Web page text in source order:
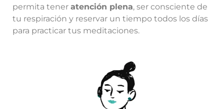
permita tener atención plena, ser consciente de
tu respiración y reservar un tiempo todos los días
para practicar tus meditaciones.